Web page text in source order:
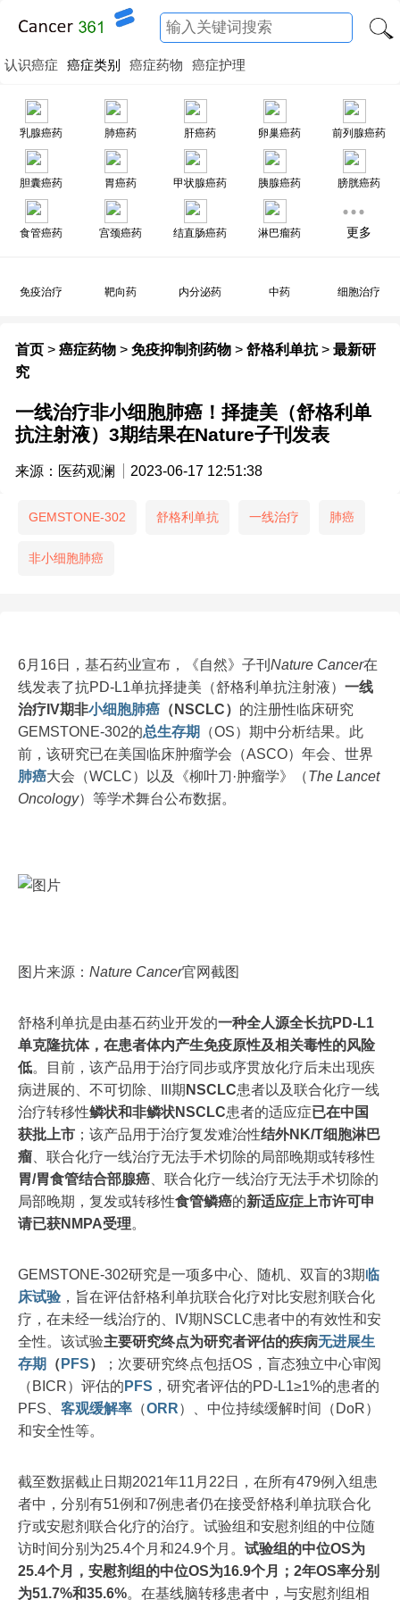
认识癌症 癌症类别 癌症药物 癌症护理
乳腺癌药 肺癌药 肝癌药 卵巢癌药 前列腺癌药
胆囊癌药 胃癌药 甲状腺癌药 胰腺癌药 膀胱癌药
食管癌药 宫颈癌药 结直肠癌药 淋巴瘤药 更多
免疫治疗 靶向药 内分泌药 中药 细胞治疗
首页 > 癌症药物 > 免疫抑制剂药物 > 舒格利单抗> 最新研
究
一线治疗非小细胞肺癌！择捷美（舒格利单
抗注射液）3期结果在Nature子刊发表
来源：医药观澜 2023-06-17 12:51:38
GEMSTONE-302 舒格利单抗 一线治疗 肺癌
非小细胞肺癌
6月16日，基石药业宣布，《自然》子刊 Nature Cancer在
线发表了抗PD-L1单抗择捷美（舒格利单抗注射液） 一线
治疗IV期非小细胞肺癌 （NSCLC） 的注册性临床研究
GEMSTONE-302的总生存期
（OS）期中分析结果。此
前，该研究已在美国临床肿瘤学会（ASCO）年会、世界
肺癌大会（WCLC）以及《柳叶刀·肿瘤学》（The Lancet
Oncology）等学术舞台公布数据。
图片来源： Nature Cancer官网截图
舒格利单抗是由基石药业开发的一种全人源全长抗PD-L1
单克隆抗体，在患者体内产生免疫原性及相关毒性的风险
低。目前，该产品用于治疗同步或序贯放化疗后未出现疾
病进展的、不可切除、III期 NSCLC患者以及联合化疗一线
治疗转移性鳞状和非鳞状NSCLC患者的适应症已在中国
获批上市 ；该产品用于治疗复发难治性结外NK/T细胞淋巴
瘤 、联合化疗一线治疗无法手术切除的局部晚期或转移性
胃/胃食管结合部腺癌 、联合化疗一线治疗无法手术切除的
局部晚期，复发或转移性食管鳞癌的新适应症上市许可申
请已获NMPA受理。
GEMSTONE-302研究是一项多中心、随机、双盲的3期临
床试验 ，旨在评估舒格利单抗联合化疗对比安慰剂联合化
疗，在未经一线治疗的、IV期NSCLC患者中的有效性和安
全性。该试验主要研究终点为研究者评估的疾病无进展生
存期
（ PFS）
；次要研究终点包括OS，盲态独立中心审阅
（BICR）评估的 PFS ，研究者评估的PD-L1≥1%的患者的
PFS、 客观缓解率 （ORR）、中位持续缓解时间（DoR）
和安全性等。
截至数据截止日期2021年11月22日，在所有479例入组患
者中，分别有51例和7例患者仍在接受舒格利单抗联合化
疗或安慰剂联合化疗的治疗。试验组和安慰剂组的中位随
访时间分别为25.4个月和24.9个月。 试验组的中位OS为
25.4个月，安慰剂组的中位OS为16.9个月；2年OS率分别
为51.7%和35.6%。在基线脑转移患者中，与安慰剂组相